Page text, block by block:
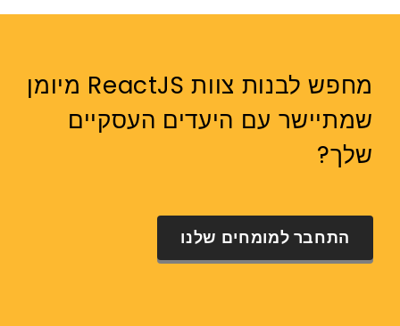
מחפש לבנות צוות ReactJS מיומן
שמתיישר עם היעדים העסקיים
שלך?
התחבר למומחים שלנו